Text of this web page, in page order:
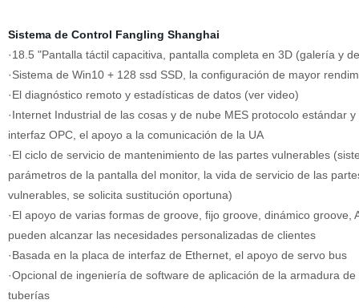
Sistema de Control Fangling Shanghai
·18.5 "Pantalla táctil capacitiva, pantalla completa en 3D (galería y
·Sistema de Win10 + 128 ssd SSD, la configuración de mayor
·El diagnóstico remoto y estadísticas de datos (ver video)
·Internet Industrial de las cosas y de nube MES protocolo estándar y
interfaz OPC, el apoyo a la comunicación de la UA
·El ciclo de servicio de mantenimiento de las partes vulnerables
parámetros de la pantalla del monitor, la vida de servicio de las
vulnerables, se solicita sustitución oportuna)
·El apoyo de varias formas de groove, fijo groove, dinámico groove,
pueden alcanzar las necesidades personalizadas de clientes
·Basada en la placa de interfaz de Ethernet, el apoyo de servo bus
·Opcional de ingeniería de software de aplicación de la armadura de
tuberías